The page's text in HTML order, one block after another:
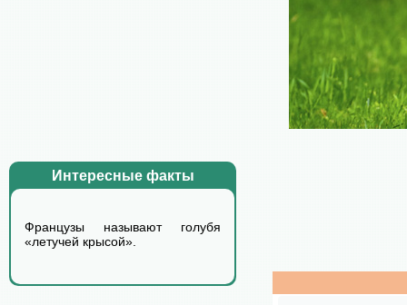
Интересные факты
Французы называют голубя
«летучей крысой».